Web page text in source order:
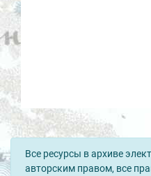
Все ресурсы в архиве
авторским правом, все